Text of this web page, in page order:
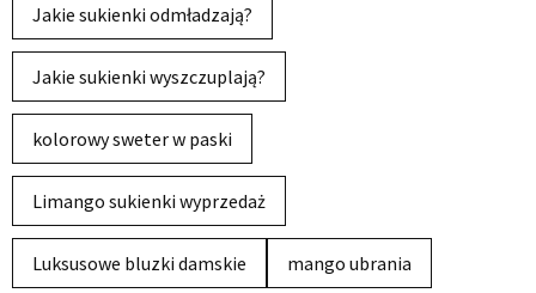
Jakie sukienki odmładzają?
Jakie sukienki wyszczuplają?
kolorowy sweter w paski
Limango sukienki wyprzedaż
Luksusowe bluzki damskie mango ubrania